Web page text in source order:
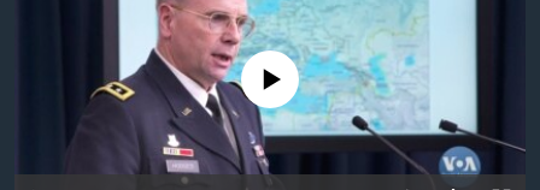
КУЛЬТУРА
СУСПІЛЬСТВО
БОРОТЬБА З ДЕЗІНФОРМАЦІЄЮ
ТЕЛЕПРОГРАМИ
No media source currently available